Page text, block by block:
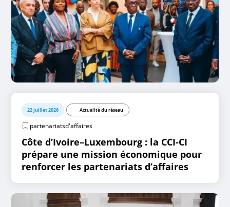
22 juillet 2026 Actualité du réseau
partenariatsd'affaires
Côte d’Ivoire–Luxembourg : la CCI-CI
prépare une mission économique pour
renforcer les partenariats d’affaires